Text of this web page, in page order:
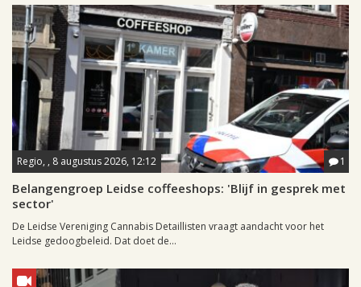
Regio, , 8 augustus 2026, 12:12 1
Belangengroep Leidse coffeeshops: 'Blijf in gesprek met
sector'
De Leidse Vereniging Cannabis Detaillisten vraagt aandacht voor het
Leidse gedoogbeleid. Dat doet de...